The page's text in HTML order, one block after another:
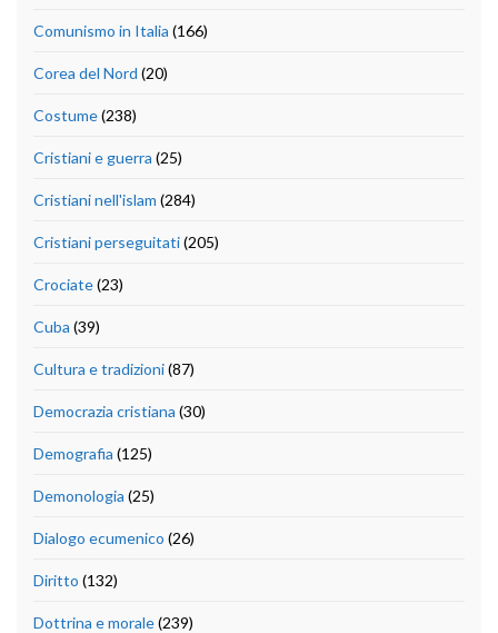
Comunismo in Italia (166)
Corea del Nord (20)
Costume(238)
Cristiani e guerra (25)
Cristiani nell'islam (284)
Cristiani perseguitati(205)
Crociate(23)
Cuba (39)
Cultura e tradizioni(87)
Democrazia cristiana (30)
Demografia (125)
Demonologia (25)
Dialogo ecumenico (26)
Diritto (132)
Dottrina e morale(239)